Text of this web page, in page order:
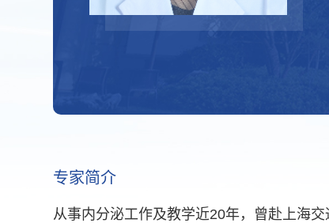
专家简介
从事内分泌工作及教学近20年，曾赴上海